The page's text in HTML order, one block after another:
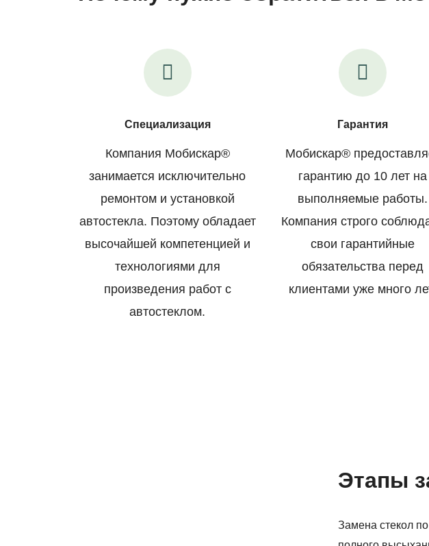
Специализация
Компания Мобискар®
занимается исключительно
ремонтом и установкой
автостекла. Поэтому обладает
высочайшей компетенцией и
технологиями для
произведения работ с
автостеклом.
Гарантия
Мобискар®
гарантию до 10 лет на
выполняемые работы.
Компания строго
свои гарантийные
обязательства перед
клиентами уже много
Этапы
Замена стекол